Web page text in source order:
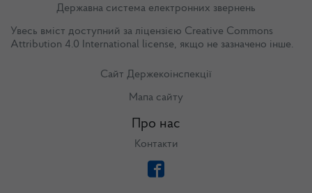
Державна система електронних звернень
Увесь вміст доступний за ліцензією Creative Commons
Attribution 4.0 International license, якщо не зазначено інше.
Сайт Держекоінспекції
Мапа сайту
Про нас
Контакти